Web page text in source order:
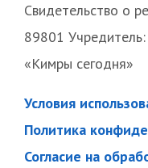
Свидетельство о
89801
«Кимры сегодня»
Условия
Политика
Согласие на